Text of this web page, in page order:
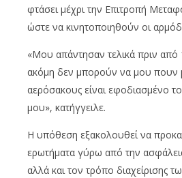
φτάσει μέχρι την Επιτροπή
ώστε να κινητοποιηθούν οι
«Μου απάντησαν τελικά πριν από
ακόμη δεν μπορούν να μου πουν
αερόσακους είναι εφοδιασμένο
μου», κατήγγειλε.
Η υπόθεση εξακολουθεί να
ερωτήματα γύρω από την
αλλά και τον τρόπο διαχείρισης